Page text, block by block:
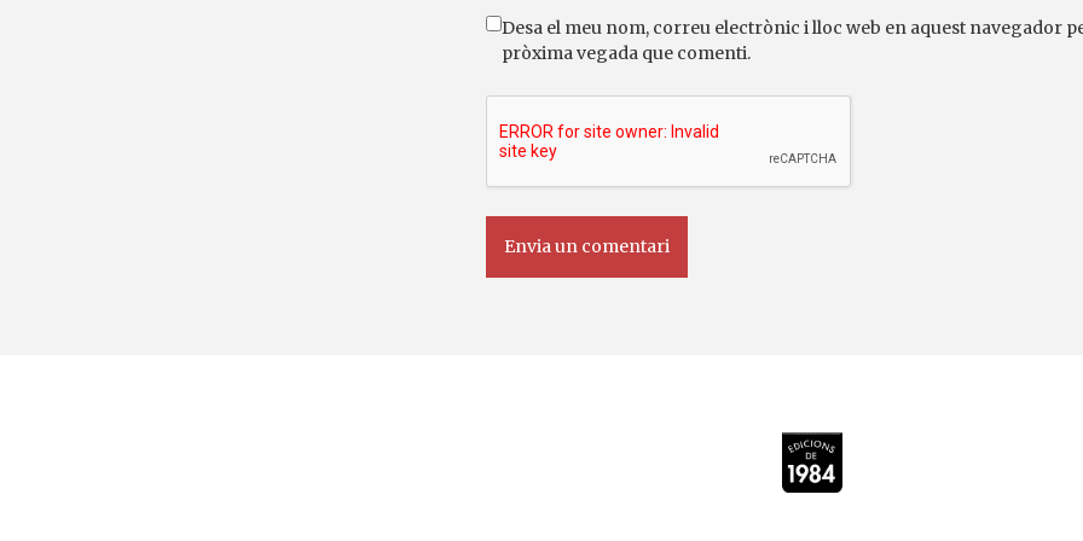
Desa el meu nom, correu electrònic i lloc web en aquest navegador
pròxima vegada que comenti.